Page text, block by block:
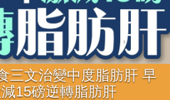
三文治變中度脂肪肝 早
15磅逆轉脂肪肝